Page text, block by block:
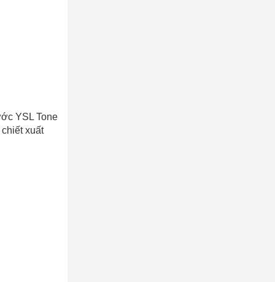
YSL Tone
xuất